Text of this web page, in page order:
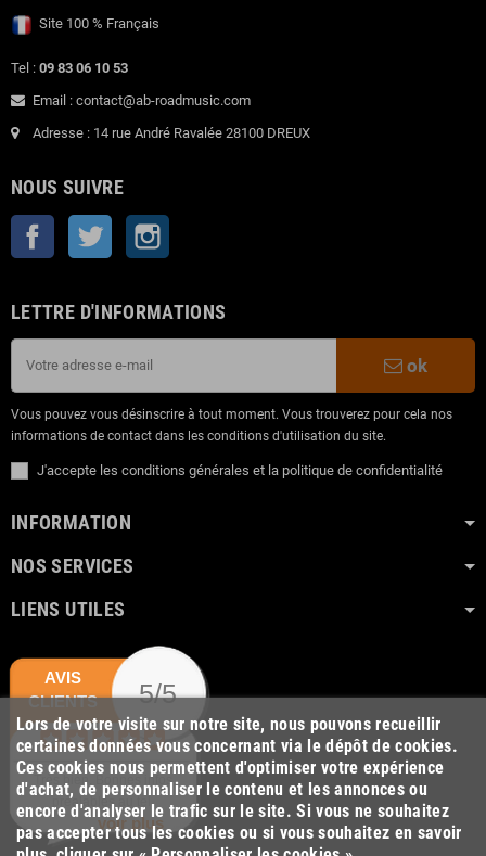
Site 100 % Français
Tel : 09 83 06 10 53
Email : contact@ab-roadmusic.com
Adresse : 14 rue André Ravalée 28100 DREUX
NOUS SUIVRE
Facebook Twitter
LETTRE D'INFORMATIONS
ok
Vous pouvez vous désinscrire à tout moment. Vous trouverez pour cela nos
informations de contact dans les conditions d'utilisation du site.
J'accepte les conditions générales et la politique de confidentialité
INFORMATION
NOS SERVICES
LIENS UTILES
Lors de votre visite sur notre site, nous pouvons recueillir
certaines données vous concernant via le dépôt de cookies.
Ces cookies nous permettent d'optimiser votre expérience
d'achat, de personnaliser le contenu et les annonces ou
encore d'analyser le trafic sur le site. Si vous ne souhaitez
pas accepter tous les cookies ou si vous souhaitez en savoir
AVIS
CLIENTS
5/5
Très bien. Bonnes infos
préalables au tel.
voir plus